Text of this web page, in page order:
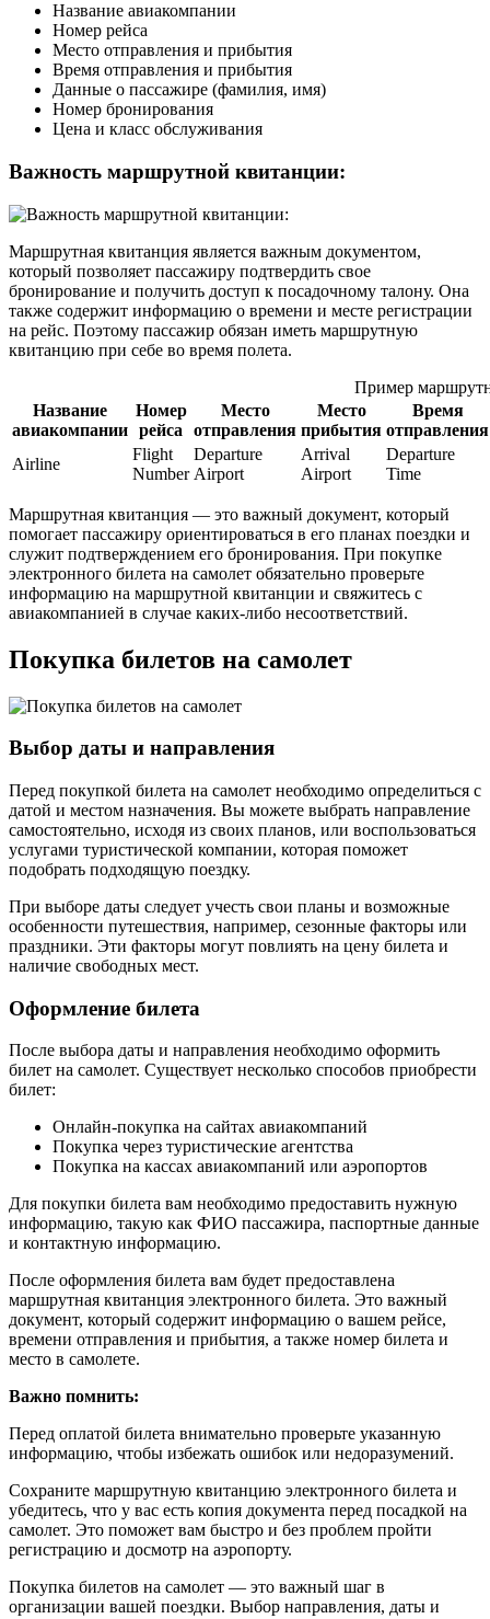
Название авиакомпании
Номер рейса
Место отправления и прибытия
Время отправления и прибытия
Данные о пассажире (фамилия, имя)
Номер бронирования
Цена и класс обслуживания
Важность маршрутной квитанции:
Маршрутная квитанция является важным документом,
который позволяет пассажиру подтвердить свое
бронирование и получить доступ к посадочному талону. Она
также содержит информацию о времени и месте регистрации
на рейс. Поэтому пассажир обязан иметь маршрутную
квитанцию при себе во время полета.
Пример
Название
авиакомпании
Номер
рейса
Место
отправления
Место
прибытия
Время
отправления
Airline
Flight
Number
Departure
Airport
Arrival
Airport
Departure
Time
Маршрутная квитанция — это важный документ, который
помогает пассажиру ориентироваться в его планах поездки и
служит подтверждением его бронирования. При покупке
электронного билета на самолет обязательно проверьте
информацию на маршрутной квитанции и свяжитесь с
авиакомпанией в случае каких-либо несоответствий.
Покупка билетов на самолет
Выбор даты и направления
Перед покупкой билета на самолет необходимо определиться с
датой и местом назначения. Вы можете выбрать направление
самостоятельно, исходя из своих планов, или воспользоваться
услугами туристической компании, которая поможет
подобрать подходящую поездку.
При выборе даты следует учесть свои планы и возможные
особенности путешествия, например, сезонные факторы или
праздники. Эти факторы могут повлиять на цену билета и
наличие свободных мест.
Оформление билета
После выбора даты и направления необходимо оформить
билет на самолет. Существует несколько способов приобрести
билет:
Онлайн-покупка на сайтах авиакомпаний
Покупка через туристические агентства
Покупка на кассах авиакомпаний или аэропортов
Для покупки билета вам необходимо предоставить нужную
информацию, такую как ФИО пассажира, паспортные данные
и контактную информацию.
После оформления билета вам будет предоставлена
маршрутная квитанция электронного билета. Это важный
документ, который содержит информацию о вашем рейсе,
времени отправления и прибытия, а также номер билета и
место в самолете.
Важно помнить:
Перед оплатой билета внимательно проверьте указанную
информацию, чтобы избежать ошибок или недоразумений.
Сохраните маршрутную квитанцию электронного билета и
убедитесь, что у вас есть копия документа перед посадкой на
самолет. Это поможет вам быстро и без проблем пройти
регистрацию и досмотр на аэропорту.
Покупка билетов на самолет — это важный шаг в
организации вашей поездки. Выбор направления, даты и